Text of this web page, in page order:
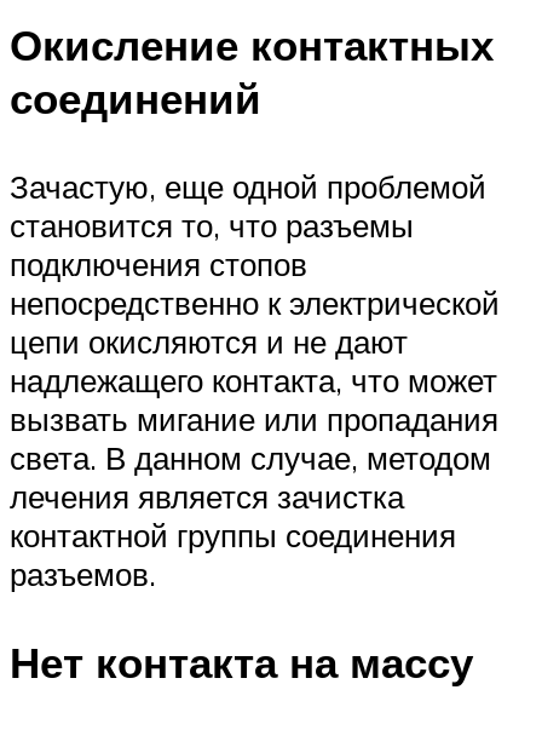
Окисление контактных
соединений
Зачастую, еще одной проблемой
становится то, что разъемы
подключения стопов
непосредственно к электрической
цепи окисляются и не дают
надлежащего контакта, что может
вызвать мигание или пропадания
света. В данном случае, методом
лечения является зачистка
контактной группы соединения
разъемов.
Нет контакта на массу